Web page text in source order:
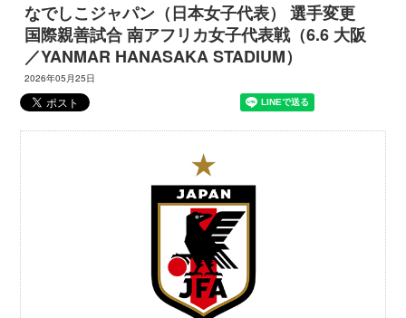
なでしこジャパン（日本女子代表） 選手変更
国際親善試合 南アフリカ女子代表戦（6.6 大阪
／YANMAR HANASAKA STADIUM）
2026年05月25日